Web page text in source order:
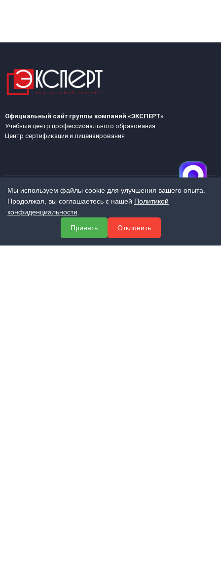
Официальный сайт группы компаний «ЭКСПЕРТ»
Учебный центр профессионального образования
Центр сертификации и лицензирования
МЕНЮ
Мы используем файлы cookie для улучшения вашего опыта.
Продолжая, вы соглашаетесь с нашей Политикой
конфиденциальности
Принять
Отклонить